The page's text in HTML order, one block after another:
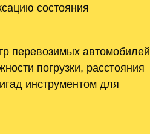
состояния
перевозимых автомобилей
погрузки, расстояния
инструментом для